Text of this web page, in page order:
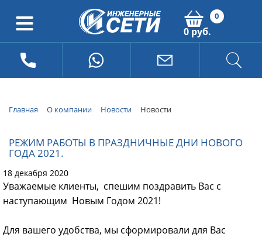
0
0 руб.
Главная О компании Новости Новости
РЕЖИМ РАБОТЫ В ПРАЗДНИЧНЫЕ ДНИ НОВОГО
ГОДА 2021.
18 декабря 2020
Уважаемые клиенты, спешим поздравить Вас с
наступающим Новым Годом 2021!
Для вашего удобства, мы сформировали для Вас